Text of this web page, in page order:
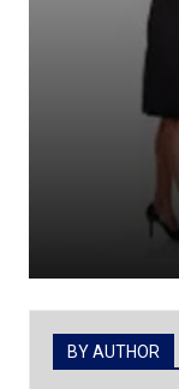
BY AUTHOR